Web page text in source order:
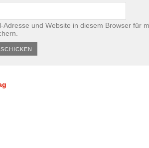
Adresse und Website in diesem Browser für